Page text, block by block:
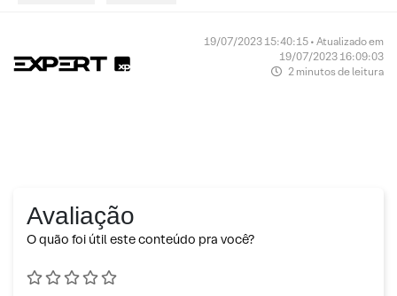
19/07/2023 15:40:15 • Atualizado em
19/07/2023 16:09:03
2 minutos de leitura
Avaliação
O quão foi útil este conteúdo pra você?